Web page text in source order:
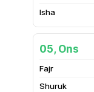
05, Ons